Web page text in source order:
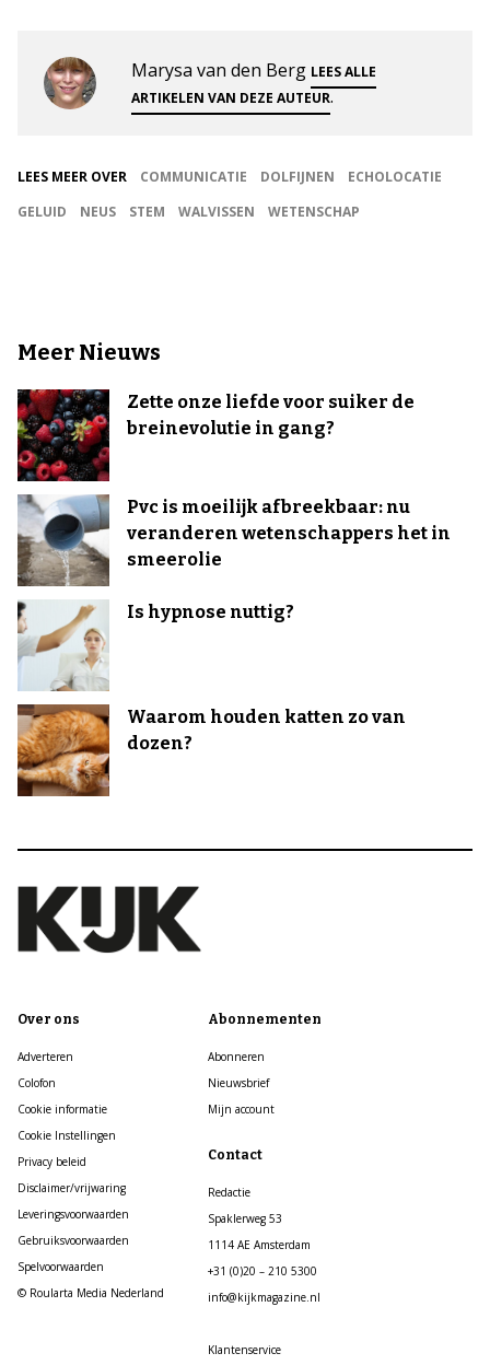
Marysa van den Berg LEES ALLE
ARTIKELEN VAN DEZE AUTEUR.
LEES MEER OVER COMMUNICATIE DOLFIJNEN
ECHOLOCATIE
GELUID
NEUS STEM WALVISSEN WETENSCHAP
Meer Nieuws
Zette onze liefde voor suiker de
breinevolutie in gang?
Pvc is moeilijk afbreekbaar: nu
veranderen wetenschappers het in
smeerolie
Is hypnose nuttig?
Waarom houden katten zo van
dozen?
Over ons
Adverteren
Colofon
Cookie informatie
Cookie Instellingen
Privacy beleid
Disclaimer/vrijwaring
Leveringsvoorwaarden
Gebruiksvoorwaarden
Spelvoorwaarden
© Roularta Media Nederland
Abonnementen
Abonneren
Nieuwsbrief
Mijn account
Contact
Redactie
Spaklerweg 53
1114 AE Amsterdam
+31 (0)20 – 210 5300
info@kijkmagazine.nl
Klantenservice